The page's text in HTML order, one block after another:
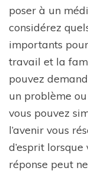
poser à un
considérez
importants pour
travail et la
pouvez
un problème
vous pouvez
l’avenir vous
d’esprit
réponse peut